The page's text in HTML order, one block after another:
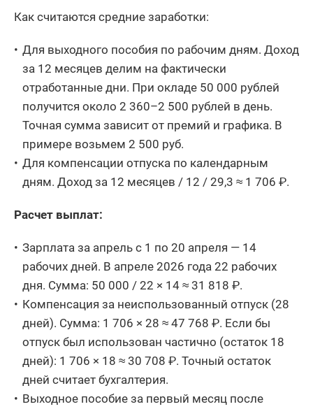
Как считаются средние заработки:
Для выходного пособия по рабочим дням. Доход
за 12 месяцев делим на фактически
отработанные дни. При окладе 50 000 рублей
получится около 2 360–2 500 рублей в день.
Точная сумма зависит от премий и графика. В
примере возьмем 2 500 руб.
Для компенсации отпуска по календарным
дням. Доход за 12 месяцев / 12 / 29,3 ≈ 1 706 ₽.
Расчет выплат:
Зарплата за апрель с 1 по 20 апреля — 14
рабочих дней. В апреле 2026 года 22 рабочих
дня. Сумма: 50 000 / 22 × 14 ≈ 31 818 ₽.
Компенсация за неиспользованный отпуск (28
дней). Сумма: 1 706 × 28 ≈ 47 768 ₽. Если бы
отпуск был использован частично (остаток 18
дней): 1 706 × 18 ≈ 30 708 ₽. Точный остаток
дней считает бухгалтерия.
Выходное пособие за первый месяц после